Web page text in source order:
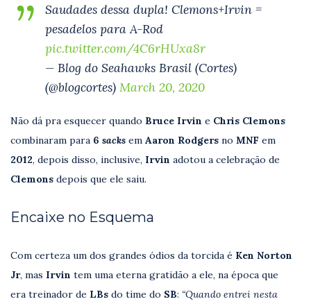
Saudades dessa dupla! Clemons+Irvin =
pesadelos para A-Rod
pic.twitter.com/4C6rHUxa8r
— Blog do Seahawks Brasil (Cortes)
(@blogcortes) March 20, 2020
Não dá pra esquecer quando Bruce Irvin e Chris Clemons
combinaram para 6 sacks em Aaron Rodgers no MNF em
2012, depois disso, inclusive, Irvin adotou a celebração de
Clemons depois que ele saiu.
Encaixe no Esquema
Com certeza um dos grandes ódios da torcida é Ken Norton
Jr, mas Irvin tem uma eterna gratidão a ele, na época que
era treinador de LBs do time do SB: “Quando entrei nesta